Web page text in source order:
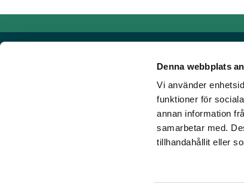
Denna webbplats
Vi använder
funktioner för
annan information
samarbetar med.
tillhandahållit eller
Powered by TR Media
TR Media has Sweden's leading brands for those
Since our inception in 1932, when the magazine